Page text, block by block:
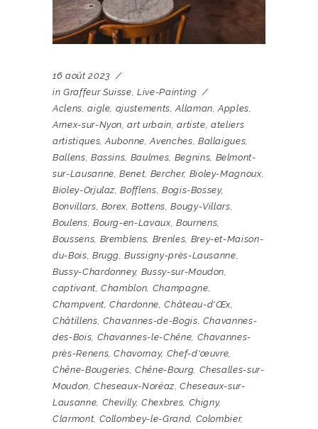
16 août 2023
in Graffeur Suisse,Live-Painting
Aclens,aigle, ajustements,Allaman,Apples,
Arnex-sur-Nyon,art urbain,artiste,ateliers
artistiques,Aubonne,Avenches, Ballaigues,
Ballens, Bassins, Baulmes, Begnins, Belmont-
sur-Lausanne,Benet, Bercher, Bioley-Magnoux,
Bioley-Orjulaz,Bofflens, Bogis-Bossey,
Bonvillars, Borex,Bottens,Bougy-Villars,
Boulens, Bourg-en-Lavaux, Bournens,
Boussens, Bremblens, Brenles, Brey-et-Maison-
du-Bois, Brugg,Bussigny-près-Lausanne,
Bussy-Chardonney, Bussy-sur-Moudon,
captivant,Chamblon, Champagne,
Champvent,Chardonne,Château-d'Œx,
Châtillens, Chavannes-de-Bogis, Chavannes-
des-Bois, Chavannes-le-Chêne, Chavannes-
près-Renens,Chavornay, Chef-d'œuvre,
Chêne-Bougeries,Chêne-Bourg, Chesalles-sur-
Moudon,Cheseaux-Noréaz,Cheseaux-sur-
Lausanne, Chevilly,Chexbres, Chigny,
Clarmont, Collombey-le-Grand, Colombier,